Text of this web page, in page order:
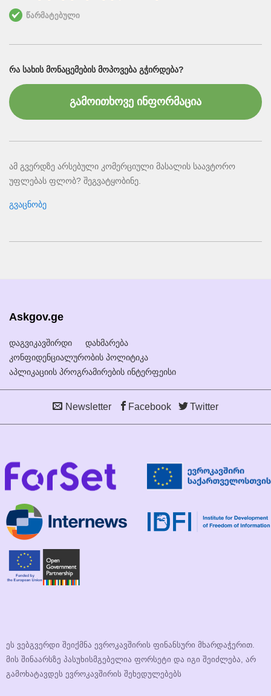
წარმატებული
ᲠᲐ ᲡᲐᲮᲘᲡ ᲛᲝᲜᲐᲪᲔᲛᲔᲑᲘᲡ ᲛᲝᲞᲝᲕᲔᲑᲐ ᲒᲭᲘᲠᲓᲔᲑᲐ?
გამოითხოვე ინფორმაცია
ამ გვერდზე არსებული კომერციული მასალის საავტორო
უფლებას ფლობ? შეგვატყობინე.
გვაცნობე
Askgov.ge
დაგვიკავშირდი
დახმარება
კონფიდენციალურობის პოლიტიკა
აპლიკაციის პროგრამირების ინტერფეისი
Newsletter Facebook Twitter
ეს ვებგვერდი შეიქმნა ევროკავშირის ფინანსური მხარდაჭერით.
მის შინაარსზე პასუხისმგებელია ფორსეტი და იგი შეიძლება, არ
გამოხატავდეს ევროკავშირის შეხედულებებს